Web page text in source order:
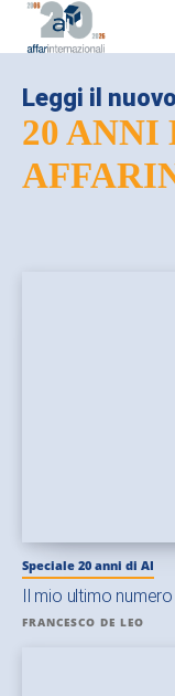
Leggi il
20 ANNI
Speciale 20 anni di AI
Il mio ultimo numero
FRANCESCO DE LEO